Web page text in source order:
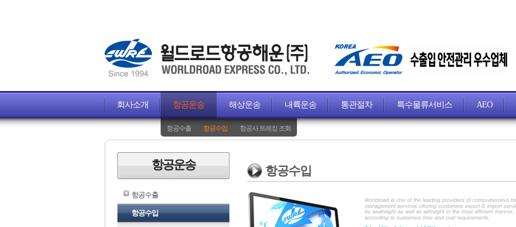
회사소개 항공운송
항공수출 항공수입 항공사 트레킹 조회
해상운송 내륙운송 통관절차 특수물류서비스 AEO
항공운송
항공수출
항공수입
항공수입